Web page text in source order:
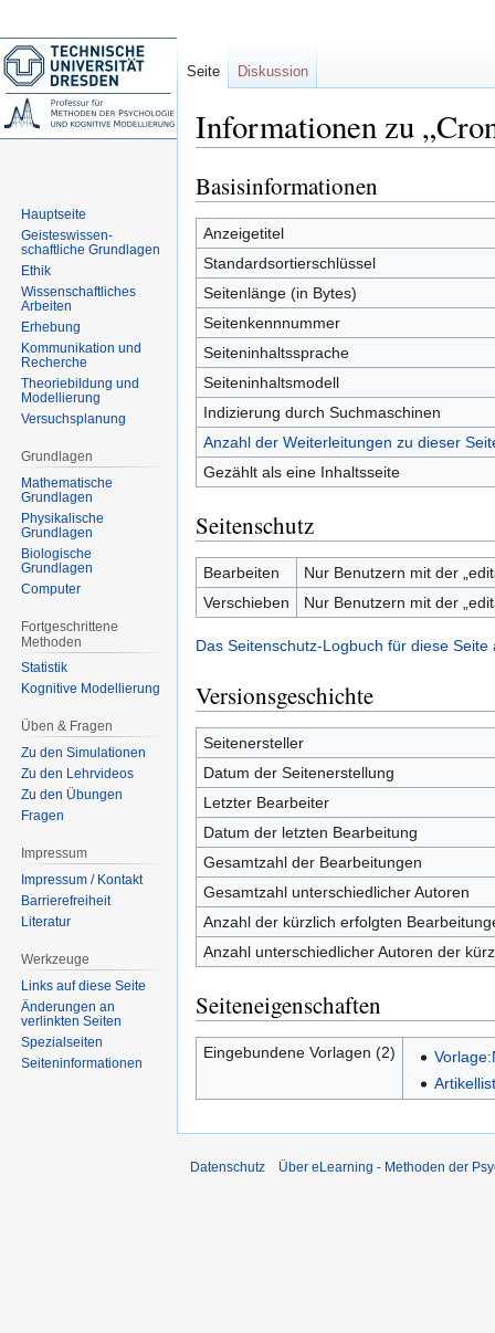
Informationen zu
Zur
Navigation
springen
Zur
Suche
springen
Basisinformationen
Anzeigetitel
Standardsortierschlüssel
Seitenlänge (in Bytes)
Seitenkennnummer
Seiteninhaltssprache
Seiteninhaltsmodell
Indizierung durch Suchmaschinen
Anzahl der Weiterleitungen zu dieser
Gezählt als eine Inhaltsseite
Seitenschutz
Bearbeiten
Nur Benutzern mit der
Verschieben
Nur Benutzern mit der
Das Seitenschutz-Logbuch für diese Seite
Versionsgeschichte
Seitenersteller
Datum der Seitenerstellung
Letzter Bearbeiter
Datum der letzten Bearbeitung
Gesamtzahl der Bearbeitungen
Gesamtzahl unterschiedlicher Autoren
Anzahl der kürzlich erfolgten
Anzahl unterschiedlicher Autoren der
Seiteneigenschaften
Eingebundene Vorlagen (2)
Seite Diskussion
Hauptseite
Geisteswissen-
schaftliche Grundlagen
Ethik
Wissenschaftliches
Arbeiten
Erhebung
Kommunikation und
Recherche
Theoriebildung und
Modellierung
Versuchsplanung
Grundlagen
Mathematische
Grundlagen
Physikalische
Grundlagen
Biologische
Grundlagen
Computer
Fortgeschrittene
Methoden
Statistik
Kognitive Modellierung
Üben & Fragen
Zu den Simulationen
Zu den Lehrvideos
Zu den Übungen
Fragen
Impressum
Impressum / Kontakt
Barrierefreiheit
Literatur
Werkzeuge
Links auf diese Seite
Änderungen an
verlinkten Seiten
Spezialseiten
Seiten­informationen
Datenschutz Über eLearning - Methoden der